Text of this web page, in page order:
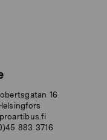
16
883 3716